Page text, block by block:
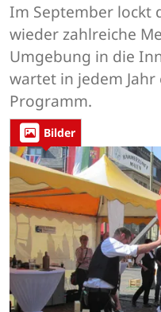
Im September lockt
wieder zahlreiche
Umgebung in die
wartet in jedem
Programm.
Bilder